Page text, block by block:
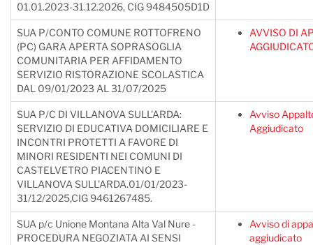
01.01.2023-31.12.2026, CIG 9484505D1D
SUA P/CONTO COMUNE ROTTOFRENO
(PC) GARA APERTA SOPRASOGLIA
COMUNITARIA PER AFFIDAMENTO
SERVIZIO RISTORAZIONE SCOLASTICA
DAL 09/01/2023 AL 31/07/2025
AVVISO DI
SUA P/C DI VILLANOVA SULL'ARDA:
SERVIZIO DI EDUCATIVA DOMICILIARE E
INCONTRI PROTETTI A FAVORE DI
MINORI RESIDENTI NEI COMUNI DI
CASTELVETRO PIACENTINO E
VILLANOVA SULL'ARDA.01/01/2023-
31/12/2025,CIG 9461267485.
Avviso
Aggiudicato
SUA p/c Unione Montana Alta Val Nure -
PROCEDURA NEGOZIATA AI SENSI
Avviso di
aggiudicato